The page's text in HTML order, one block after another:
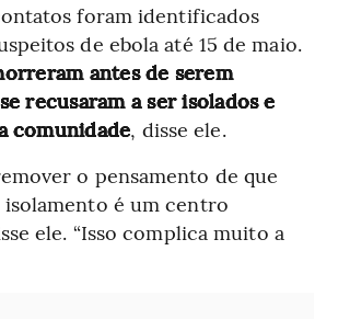
foram identificados
de ebola até 15 de maio.
antes de serem
recusaram a ser isolados e
comunidade, disse ele.
o pensamento de que
é um centro
ele. “Isso complica muito a